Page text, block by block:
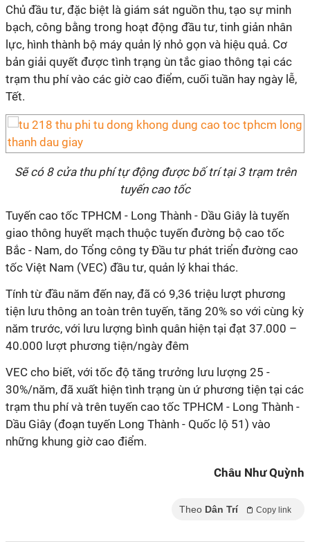
Chủ đầu tư, đặc biệt là giám sát nguồn thu, tạo sự minh
bạch, công bằng trong hoạt động đầu tư, tinh giản nhân
lực, hình thành bộ máy quản lý nhỏ gọn và hiệu quả. Cơ
bản giải quyết được tình trạng ùn tắc giao thông tại các
trạm thu phí vào các giờ cao điểm, cuối tuần hay ngày lễ,
Tết.
Sẽ có 8 cửa thu phí tự động được bố trí tại 3 trạm trên
tuyến cao tốc
Tuyến cao tốc TPHCM - Long Thành - Dầu Giây là tuyến
giao thông huyết mạch thuộc tuyến đường bộ cao tốc
Bắc - Nam, do Tổng công ty Đầu tư phát triển đường cao
tốc Việt Nam (VEC) đầu tư, quản lý khai thác.
Tính từ đầu năm đến nay, đã có 9,36 triệu lượt phương
tiện lưu thông an toàn trên tuyến, tăng 20% so với cùng kỳ
năm trước, với lưu lượng bình quân hiện tại đạt 37.000 –
40.000 lượt phương tiện/ngày đêm
VEC cho biết, với tốc độ tăng trưởng lưu lượng 25 -
30%/năm, đã xuất hiện tình trạng ùn ứ phương tiện tại các
trạm thu phí và trên tuyến cao tốc TPHCM - Long Thành -
Dầu Giây (đoạn tuyến Long Thành - Quốc lộ 51) vào
những khung giờ cao điểm.
Châu Như Quỳnh
Theo Dân Trí Copy link